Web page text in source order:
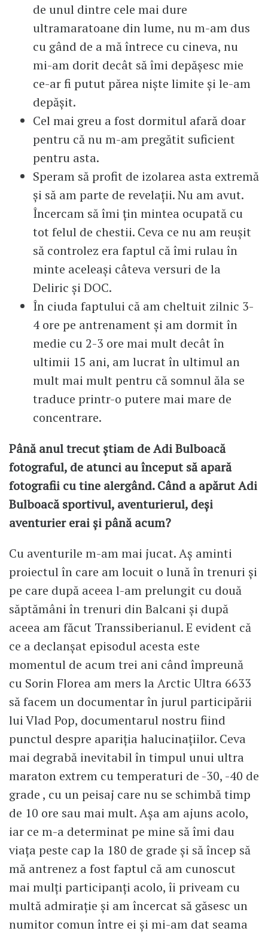
de unul dintre cele mai dure
ultramaratoane din lume, nu m-am dus
cu gând de a mă întrece cu cineva, nu
mi-am dorit decât să îmi depășesc mie
ce-ar fi putut părea niște limite și le-am
depășit.
Cel mai greu a fost dormitul afară doar
pentru că nu m-am pregătit suficient
pentru asta.
Speram să profit de izolarea asta extremă
și să am parte de revelații. Nu am avut.
Încercam să îmi țin mintea ocupată cu
tot felul de chestii. Ceva ce nu am reușit
să controlez era faptul că îmi rulau în
minte aceleași câteva versuri de la
Deliric și DOC.
În ciuda faptului că am cheltuit zilnic 3-
4 ore pe antrenament și am dormit în
medie cu 2-3 ore mai mult decât în
ultimii 15 ani, am lucrat în ultimul an
mult mai mult pentru că somnul ăla se
traduce printr-o putere mai mare de
concentrare.
Până anul trecut știam de Adi Bulboacă
fotograful, de atunci au început să apară
fotografii cu tine alergând. Când a apărut Adi
Bulboacă sportivul, aventurierul, deși
aventurier erai și până acum?
Cu aventurile m-am mai jucat. Aș aminti
proiectul în care am locuit o lună în trenuri și
pe care după aceea l-am prelungit cu două
săptămâni în trenuri din Balcani și după
aceea am făcut Transsiberianul. E evident că
ce a declanșat episodul acesta este
momentul de acum trei ani când împreună
cu Sorin Florea am mers la Arctic Ultra 6633
să facem un documentar în jurul participării
lui Vlad Pop, documentarul nostru fiind
punctul despre apariția halucinațiilor. Ceva
mai degrabă inevitabil în timpul unui ultra
maraton extrem cu temperaturi de -30, -40 de
grade , cu un peisaj care nu se schimbă timp
de 10 ore sau mai mult. Așa am ajuns acolo,
iar ce m-a determinat pe mine să îmi dau
viața peste cap la 180 de grade și să încep să
mă antrenez a fost faptul că am cunoscut
mai mulți participanți acolo, îi priveam cu
multă admirație și am încercat să găsesc un
numitor comun între ei și mi-am dat seama